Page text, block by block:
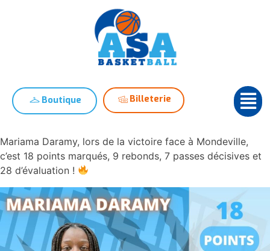
Boutique Billeterie
Mariama Daramy, lors de la victoire face à Mondeville,
c’est 18 points marqués, 9 rebonds, 7 passes décisives et
28 d’évaluation !